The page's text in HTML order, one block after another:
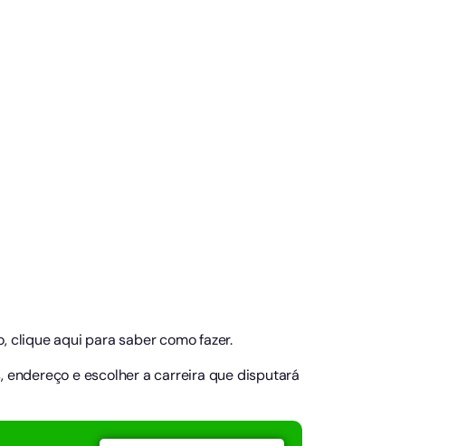
clique aqui para saber como fazer.
e escolher a carreira que disputará